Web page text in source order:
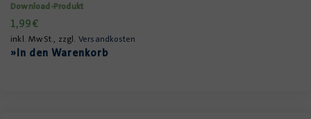
Download-Produkt
1,99€
inkl. MwSt., zzgl. Versandkosten
»In den Warenkorb